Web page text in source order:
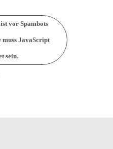
vor Spambots
muss JavaScript
sein.